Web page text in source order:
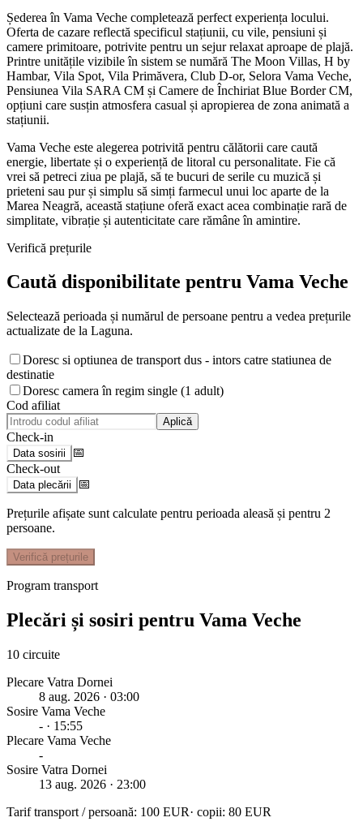
Șederea în Vama Veche completează perfect experiența locului.
Oferta de cazare reflectă specificul stațiunii, cu vile, pensiuni și
camere primitoare, potrivite pentru un sejur relaxat aproape de plajă.
Printre unitățile vizibile în sistem se numără The Moon Villas, H by
Hambar, Vila Spot, Vila Primăvera, Club D-or, Selora Vama Veche,
Pensiunea Vila SARA CM și Camere de Închiriat Blue Border CM,
opțiuni care susțin atmosfera casual și apropierea de zona animată a
stațiunii.
Vama Veche este alegerea potrivită pentru călătorii care caută
energie, libertate și o experiență de litoral cu personalitate. Fie că
vrei să petreci ziua pe plajă, să te bucuri de serile cu muzică și
prieteni sau pur și simplu să simți farmecul unui loc aparte de la
Marea Neagră, această stațiune oferă exact acea combinație rară de
simplitate, vibrație și autenticitate care rămâne în amintire.
Verifică prețurile
Caută disponibilitate pentru Vama Veche
Selectează perioada și numărul de persoane pentru a vedea prețurile
actualizate de la Laguna.
Doresc si optiunea de transport dus - intors catre statiunea de
destinatie
Doresc camera în regim single (1 adult)
Cod afiliat
Aplică
Check-in
Data sosirii
📅
Check-out
Data plecării 📅
Prețurile afișate sunt calculate pentru perioada aleasă și pentru 2
persoane.
Verifică prețurile
Program transport
Plecări și sosiri pentru Vama Veche
10 circuite
Plecare Vatra Dornei
8 aug. 2026 · 03:00
Sosire Vama Veche
- · 15:55
Plecare Vama Veche
-
Sosire Vatra Dornei
13 aug. 2026 · 23:00
Tarif transport / persoană: 100 EUR· copii: 80 EUR